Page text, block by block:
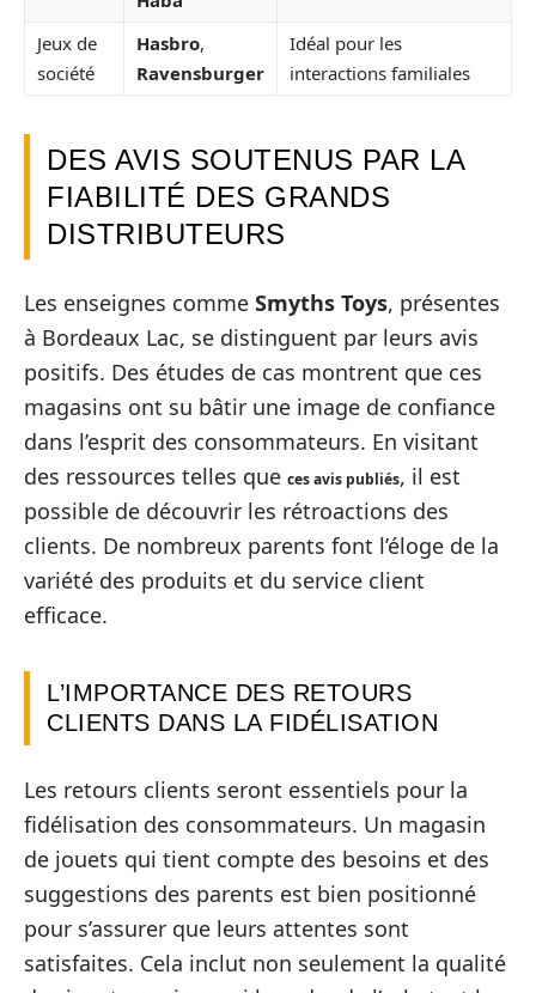
Jeux de
société
Hasbro,
Ravensburger
Idéal pour les
interactions familiales
DES AVIS SOUTENUS PAR LA
FIABILITÉ DES GRANDS
DISTRIBUTEURS
Les enseignes comme Smyths Toys, présentes
à Bordeaux Lac, se distinguent par leurs avis
positifs. Des études de cas montrent que ces
magasins ont su bâtir une image de confiance
dans l’esprit des consommateurs. En visitant
des ressources telles que ces avis publiés, il est
possible de découvrir les rétroactions des
clients. De nombreux parents font l’éloge de la
variété des produits et du service client
efficace.
L’IMPORTANCE DES RETOURS
CLIENTS DANS LA FIDÉLISATION
Les retours clients seront essentiels pour la
fidélisation des consommateurs. Un magasin
de jouets qui tient compte des besoins et des
suggestions des parents est bien positionné
pour s’assurer que leurs attentes sont
satisfaites. Cela inclut non seulement la qualité